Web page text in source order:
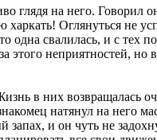
глядя на него.
харкать! Оглянуться не
одна свалилась, и с тех
этого неприятностей,
в них возвращалась
натянул на него
запах, и он чуть не